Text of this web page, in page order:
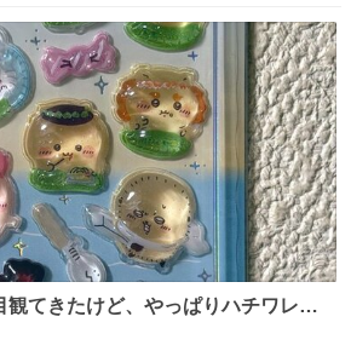
観てきたけど、やっぱりハチワレの
」に対するちいかわの「エ゛ッ!?(い